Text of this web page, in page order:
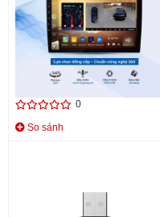
Màn hình Android TEYES CC3L
0
So sánh